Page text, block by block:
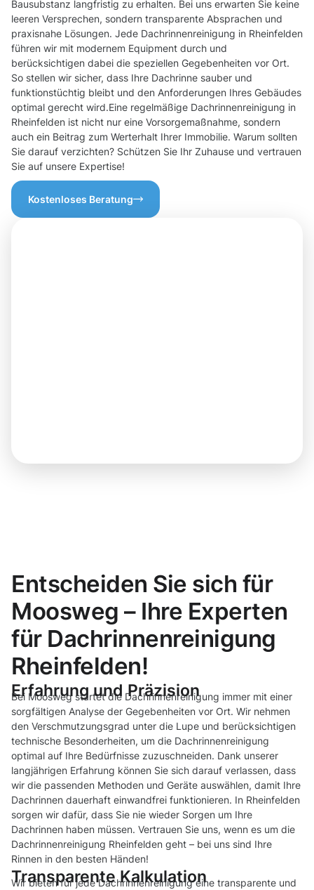
Bausubstanz langfristig zu erhalten. Bei uns erwarten Sie keine
leeren Versprechen, sondern transparente Absprachen und
praxisnahe Lösungen. Jede Dachrinnenreinigung in Rheinfelden
führen wir mit modernem Equipment durch und
berücksichtigen dabei die speziellen Gegebenheiten vor Ort.
So stellen wir sicher, dass Ihre Dachrinne sauber und
funktionstüchtig bleibt und den Anforderungen Ihres Gebäudes
optimal gerecht wird.Eine regelmäßige Dachrinnenreinigung in
Rheinfelden ist nicht nur eine Vorsorgemaßnahme, sondern
auch ein Beitrag zum Werterhalt Ihrer Immobilie. Warum sollten
Sie darauf verzichten? Schützen Sie Ihr Zuhause und vertrauen
Sie auf unsere Expertise!
Kostenloses Beratung
Entscheiden Sie sich für
Moosweg – Ihre Experten
für Dachrinnenreinigung
Rheinfelden!
Erfahrung und Präzision
Bei Moosweg startet die Dachrinnenreinigung immer mit einer
sorgfältigen Analyse der Gegebenheiten vor Ort. Wir nehmen
den Verschmutzungsgrad unter die Lupe und berücksichtigen
technische Besonderheiten, um die Dachrinnenreinigung
optimal auf Ihre Bedürfnisse zuzuschneiden. Dank unserer
langjährigen Erfahrung können Sie sich darauf verlassen, dass
wir die passenden Methoden und Geräte auswählen, damit Ihre
Dachrinnen dauerhaft einwandfrei funktionieren. In Rheinfelden
sorgen wir dafür, dass Sie nie wieder Sorgen um Ihre
Dachrinnen haben müssen. Vertrauen Sie uns, wenn es um die
Dachrinnenreinigung Rheinfelden geht – bei uns sind Ihre
Rinnen in den besten Händen!
Transparente Kalkulation
Wir bieten für jede Dachrinnenreinigung eine transparente und